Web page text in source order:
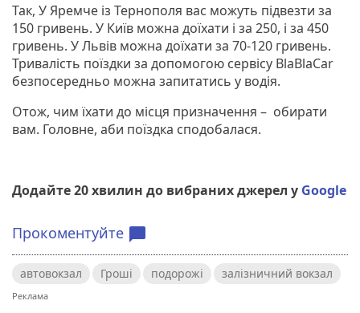
Так, У Яремче із Тернополя вас можуть підвезти за
150 гривень. У Київ можна доїхати і за 250, і за 450
гривень. У Львів можна доїхати за 70-120 гривень.
Тривалість поїздки за допомогою сервісу BlaBlaCar
безпосередньо можна запитатись у водія.
Отож, чим їхати до місця призначення – обирати
вам. Головне, аби поїздка сподобалася.
Додайте 20 хвилин до вибраних джерел у Google
Прокоментуйте chat_bubble
автовокзал Гроші подорожі залізничний вокзал